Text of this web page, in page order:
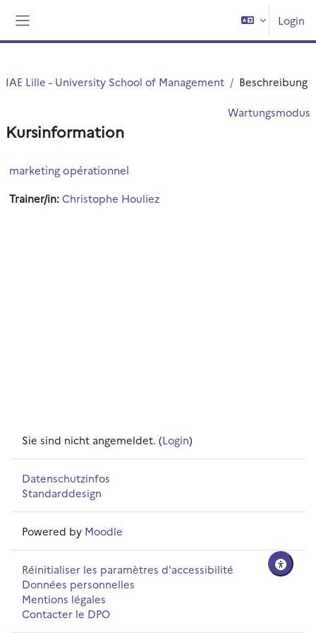
Login
IAE Lille - University School of Management Beschreibung
Wartungsmodus
Kursinformation
marketing opérationnel
Trainer/in:Christophe Houliez
Sie sind nicht angemeldet. (Login)
Datenschutzinfos
Standarddesign
Powered by Moodle
Réinitialiser les paramètres d'accessibilité
Données personnelles
Mentions légales
Contacter le DPO